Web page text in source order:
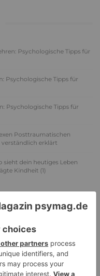
Psychologische Tipps für
Psychologische Tipps für
Psychologische Tipps für
Posttraumatischen
erklärt
sieht dein heutiges Leben
Kindheit (1)